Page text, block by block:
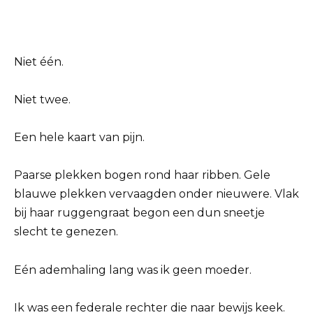
Niet één.
Niet twee.
Een hele kaart van pijn.
Paarse plekken bogen rond haar ribben. Gele
blauwe plekken vervaagden onder nieuwere. Vlak
bij haar ruggengraat begon een dun sneetje
slecht te genezen.
Eén ademhaling lang was ik geen moeder.
Ik was een federale rechter die naar bewijs keek.